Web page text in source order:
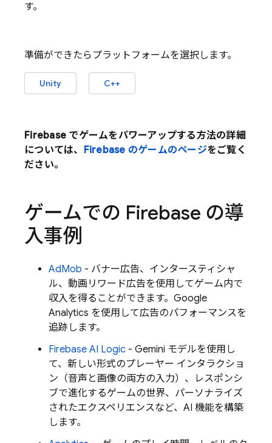
す。
準備ができたらプラットフォームを選択します。
Unity C++
Firebase でゲームをパワーアップする方法の詳細
については、 Firebase のゲームのページをご覧く
ださい。
ゲームでの Firebase の導
入事例
AdMob - バナー広告、インタースティシャ
ル、動画リワード広告を使用してゲーム内で
収入を得ることができます。 Google
Analytics を使用して広告のパフォーマンスを
追跡します。
Firebase AI Logic - Gemini モデルを使用し
て、新しい形式のプレーヤー インタラクショ
ン（音声と画像の両方の入力）、レスポンシ
ブで進化するゲームの世界、パーソナライズ
されたエクスペリエンスなど、AI 機能を構築
します。